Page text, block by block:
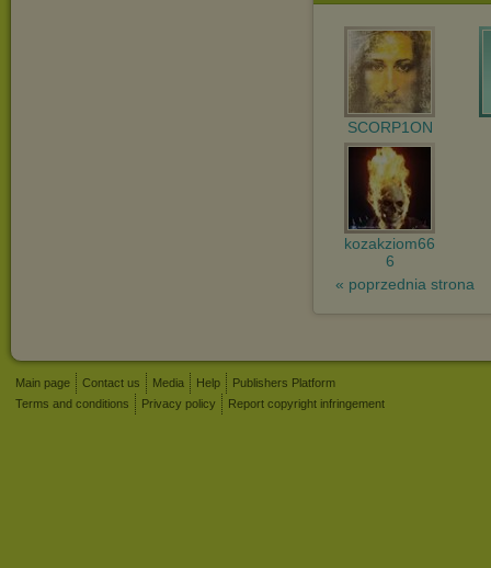
SCORP1ON
kozakziom66
6
« poprzednia strona
Main page Contact us Media Help
Publishers Platform
Terms and conditions
Privacy policy Report copyright infringement